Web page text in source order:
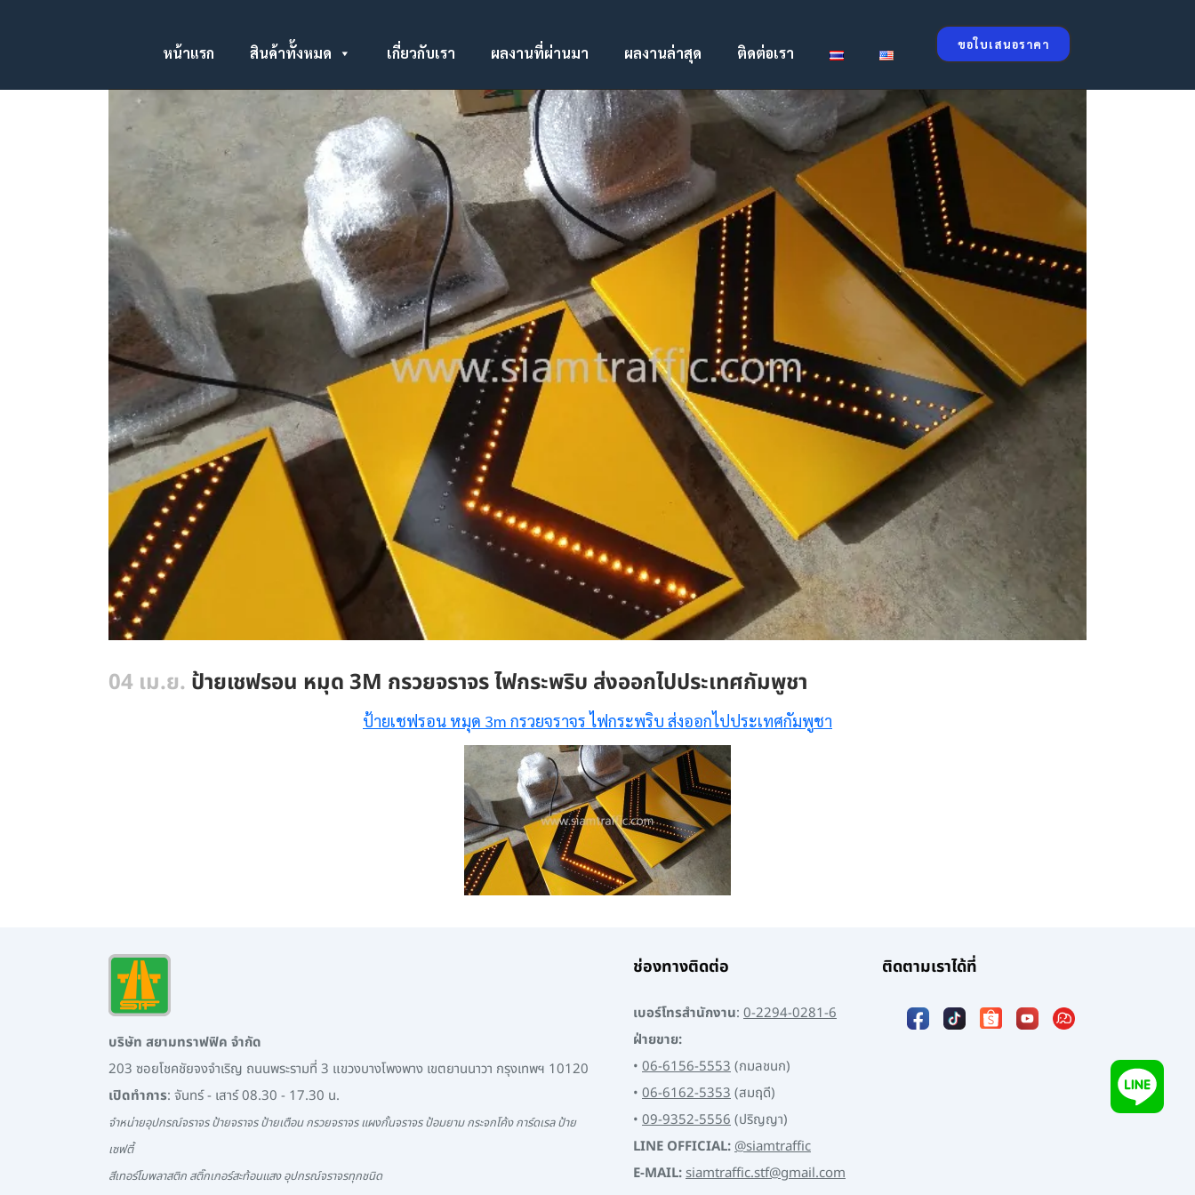
ขอใบเสนอราคา
หน้าแรก สินค้าทั้งหมด เกี่ยวกับเรา ผลงานที่ผ่านมา ผลงานล่าสุด ติดต่อเรา
04 เม.ย. ป้ายเชฟรอน หมุด 3M กรวยจราจร ไฟกระพริบ ส่งออกไปประเทศกัมพูชา
ป้ายเชฟรอน หมุด 3m กรวยจราจร ไฟกระพริบ ส่งออกไปประเทศกัมพูชา
บริษัท สยามทราฟฟิค จำกัด
203 ซอยโชคชัยจงจำเริญ ถนนพระรามที่ 3 แขวงบางโพงพาง เขตยานนาวา กรุงเทพฯ 10120
เปิดทำการ: จันทร์ - เสาร์ 08.30 - 17.30 น.
จำหน่ายอุปกรณ์จราจร ป้ายจราจร ป้ายเตือน กรวยจราจร แผงกั้นจราจร ป้อมยาม กระจกโค้ง การ์ดเรล ป้าย
เซฟตี้
สีเทอร์โมพลาสติก สติ๊กเกอร์สะท้อนแสง อุปกรณ์จราจรทุกชนิด
ช่องทางติดต่อ
เบอร์โทรสำนักงาน: 0-2294-0281-6
ฝ่ายขาย:
• 06-6156-5553(กมลชนก)
• 06-6162-5353(สมฤดี)
• 09-9352-5556(ปริญญา)
LINE OFFICIAL:@siamtraffic
E-MAIL:siamtraffic.stf@gmail.com
ติดตามเราได้ที่